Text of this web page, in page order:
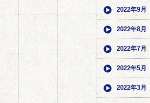
2022年9月
2022年8月
2022年7月
2022年5月
2022年3月